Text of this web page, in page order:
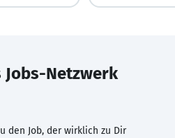
Jobs-Netzwerk
den Job, der wirklich zu Dir